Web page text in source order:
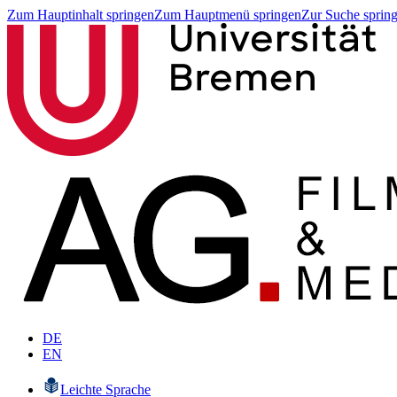
Zum Hauptinhalt springenZum Hauptmenü springenZur Suche
DE
EN
Leichte Sprache